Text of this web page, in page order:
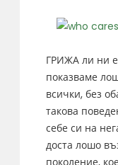
ГРИЖА ли ни
показваме
всички, без
такова
себе си на
доста лошо
поколение,